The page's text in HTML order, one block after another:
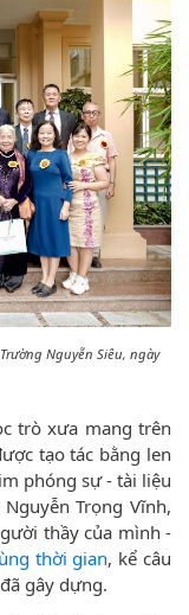
Nguyễn Siêu, ngày
trò xưa mang trên
tạo tác bằng len
phóng sự - tài liệu
Trọng Vĩnh,
thầy của mình -
thời gian, kể câu
gây dựng.